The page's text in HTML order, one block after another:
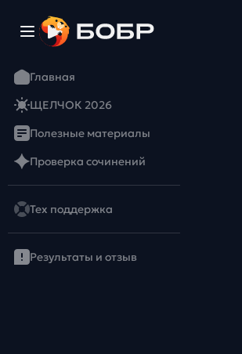
Главная
ЩЕЛЧОК 2026
Полезные материалы
Проверка сочинений
Тех поддержка
Результаты и отзыв